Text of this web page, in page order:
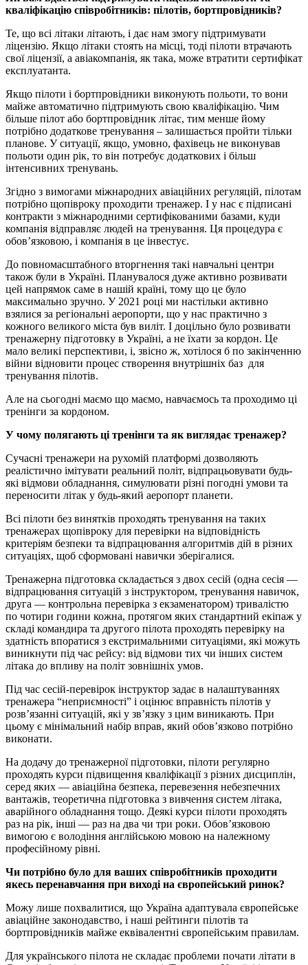
кваліфікацію співробітників: пілотів, бортпровідників?
Те, що всі літаки літають, і дає нам змогу підтримувати
ліцензію. Якщо літаки стоять на місці, тоді пілоти втрачають
свої ліцензії, а авіакомпанія, як така, може втратити сертифікат
експлуатанта.
Якщо пілоти і бортпровідники виконують польоти, то вони
майже автоматично підтримують свою кваліфікацію. Чим
більше пілот або бортпровідник літає, тим менше йому
потрібно додаткове тренування – залишається пройти тільки
планове. У ситуації, якщо, умовно, фахівець не виконував
польоти один рік, то він потребує додаткових і більш
інтенсивних тренувань.
Згідно з вимогами міжнародних авіаційних регуляцій, пілотам
потрібно щопівроку проходити тренажер. І у нас є підписані
контракти з міжнародними сертифікованими базами, куди
компанія відправляє людей на тренування. Ця процедура є
обов’язковою, і компанія в це інвестує.
До повномасштабного вторгнення такі навчальні центри
також були в Україні. Планувалося дуже активно розвивати
цей напрямок саме в нашій країні, тому що це було
максимально зручно. У 2021 році ми настільки активно
взялися за регіональні аеропорти, що у нас практично з
кожного великого міста був виліт. І доцільно було розвивати
тренажерну підготовку в Україні, а не їхати за кордон. Це
мало великі перспективи, і, звісно ж, хотілося б по закінченню
війни відновити процес створення внутрішніх баз для
тренування пілотів.
Але на сьогодні маємо що маємо, навчаємось та проходимо ці
тренінги за кордоном.
У чому полягають ці тренінги та як виглядає тренажер?
Сучасні тренажери на рухомій платформі дозволяють
реалістично імітувати реальний політ, відпрацьовувати будь-
які відмови обладнання, симулювати різні погодні умови та
переносити літак у будь-який аеропорт планети.
Всі пілоти без винятків проходять тренування на таких
тренажерах щопівроку для перевірки на відповідність
критеріям безпеки та відпрацювання алгоритмів дій в різних
ситуаціях, щоб сформовані навички зберігалися.
Тренажерна підготовка складається з двох сесій (одна сесія —
відпрацювання ситуацій з інструктором, тренування навичок,
друга — контрольна перевірка з екзаменатором) тривалістю
по чотири години кожна, протягом яких стандартний екіпаж у
складі командира та другого пілота проходять перевірку на
здатність впоратися з екстримальними ситуаціями, які можуть
виникнути під час рейсу: від відмови тих чи інших систем
літака до впливу на політ зовнішніх умов.
Під час сесій-перевірок інструктор задає в налаштуваннях
тренажера “неприємності” і оцінює вправність пілотів у
розв’язанні ситуацій, які у зв’язку з цим виникають. При
цьому є мінімальний набір вправ, який обов’язково потрібно
виконати.
На додачу до тренажерної підготовки, пілоти регулярно
проходять курси підвищення кваліфікації з різних дисциплін,
серед яких — авіаційна безпека, перевезення небезпечних
вантажів, теоретична підготовка з вивчення систем літака,
аварійного обладнання тощо. Деякі курси пілоти проходять
раз на рік, інші — раз на два чи три роки. Обов’язковою
вимогою є володіння англійською мовою на належному
професійному рівні.
Чи потрібно було для ваших співробітників проходити
якесь перенавчання при виході на європейський ринок?
Можу лише похвалитися, що Україна адаптувала європейське
авіаційне законодавство, і наші рейтинги пілотів та
бортпровідників майже еквівалентні європейським правилам.
Для українського пілота не складає проблеми почати літати в